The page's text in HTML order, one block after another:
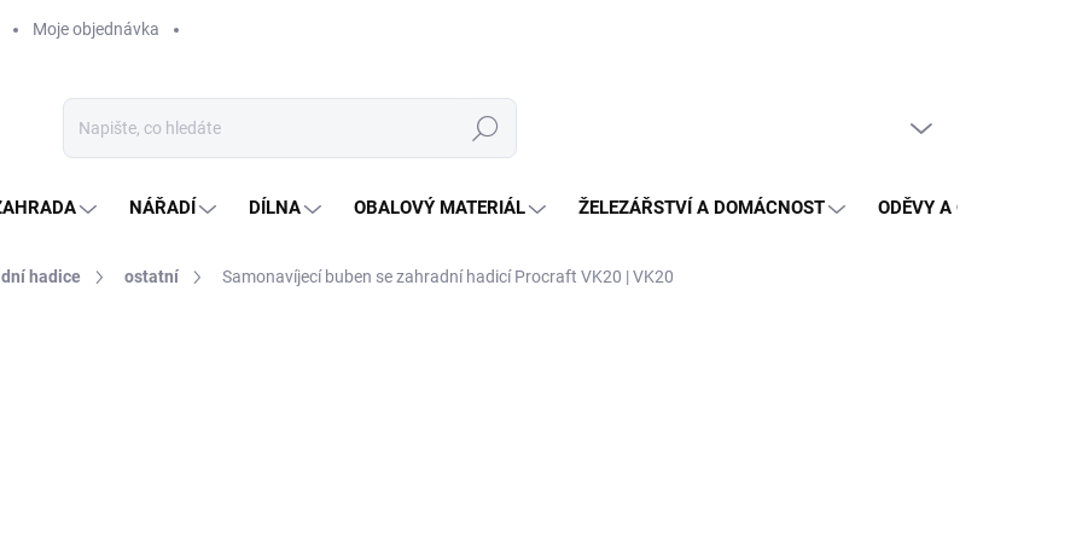
Moje objednávka
Hledat
NÁŘADÍ DÍLNA OBALOVÝ MATERIÁL ŽELEZÁŘSTVÍ A DOMÁCNOST ODĚVY A OCHRANA
hadice ostatní Samonavíjecí buben se zahradní hadicí Procraft VK20 | VK20